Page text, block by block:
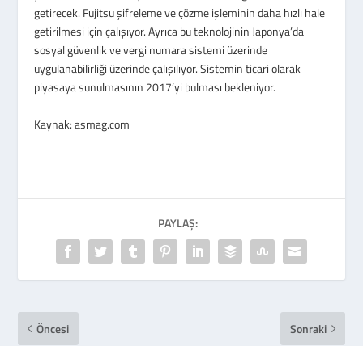
getirecek. Fujitsu şifreleme ve çözme işleminin daha hızlı hale
getirilmesi için çalışıyor. Ayrıca bu teknolojinin Japonya’da
sosyal güvenlik ve vergi numara sistemi üzerinde
uygulanabilirliği üzerinde çalışılıyor. Sistemin ticari olarak
piyasaya sunulmasının 2017’yi bulması bekleniyor.
Kaynak: asmag.com
PAYLAŞ:
Öncesi Sonraki